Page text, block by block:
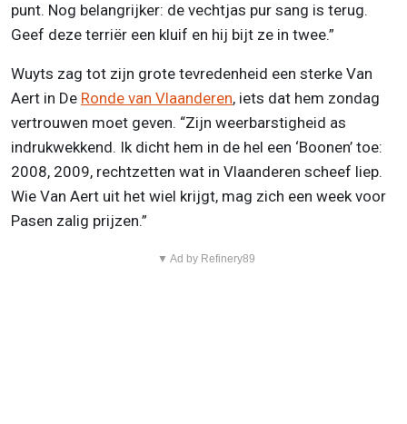
punt. Nog belangrijker: de vechtjas pur sang is terug.
Geef deze terriër een kluif en hij bijt ze in twee.”
Wuyts zag tot zijn grote tevredenheid een sterke Van
Aert in De Ronde van Vlaanderen, iets dat hem zondag
vertrouwen moet geven. “Zijn weerbarstigheid as
indrukwekkend. Ik dicht hem in de hel een ‘Boonen’ toe:
2008, 2009, rechtzetten wat in Vlaanderen scheef liep.
Wie Van Aert uit het wiel krijgt, mag zich een week voor
Pasen zalig prijzen.”
▼ Ad by Refinery89